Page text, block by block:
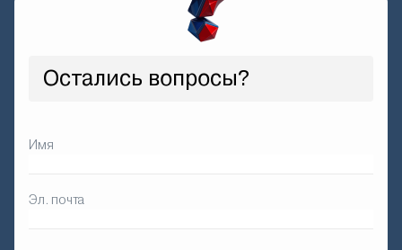
Остались вопросы?
Имя
Эл. почта